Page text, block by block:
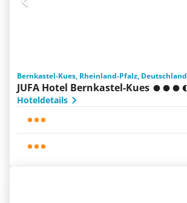
Bernkastel-Kues, Rheinland-Pfalz, Deutschland
JUFA Hotel Bernkastel-Kues
Hoteldetails